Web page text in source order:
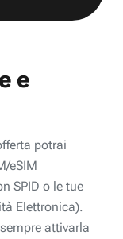
e
potrai
eSIM
SPID o le tue
Elettronica).
attivarla